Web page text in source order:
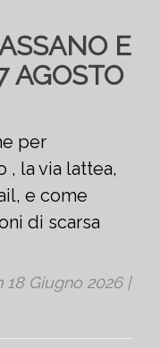
E
AGOSTO
per
la via lattea,
e come
di scarsa
18 Giugno 2026|